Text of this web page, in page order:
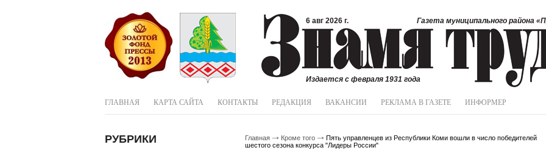
6 авг 2026 г.
Газета муниципального района
Издается с февраля 1931 года
ГЛАВНАЯ КАРТА САЙТА КОНТАКТЫ РЕДАКЦИЯ ВАКАНСИИ РЕКЛАМА В ГАЗЕТЕ ИНФОРМЕР
РУБРИКИ Главная Кроме того
Пять управленцев из Республики Коми вошли в число победителей
шестого сезона конкурса "Лидеры России"